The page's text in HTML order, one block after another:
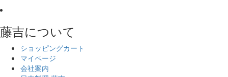
藤吉について
ショッピングカート
マイページ
会社案内